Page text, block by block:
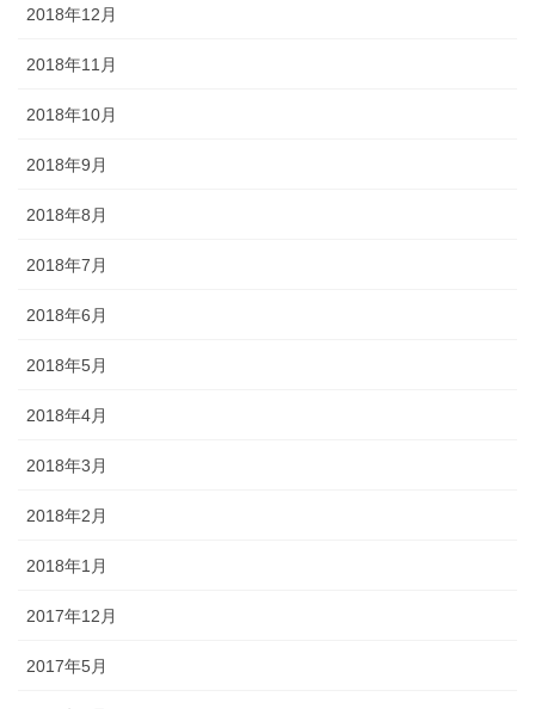
2018年12月
2018年11月
2018年10月
2018年9月
2018年8月
2018年7月
2018年6月
2018年5月
2018年4月
2018年3月
2018年2月
2018年1月
2017年12月
2017年5月